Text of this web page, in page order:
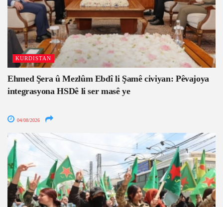
KURDISTAN
Ehmed Şera û Mezlûm Ebdî li Şamê civiyan: Pêvajoya
integrasyona HSDê li ser masê ye
04/08/2026